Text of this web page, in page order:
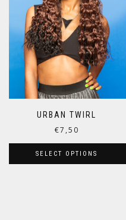
URBAN TWIRL
€7,50
SELECT OPTIONS